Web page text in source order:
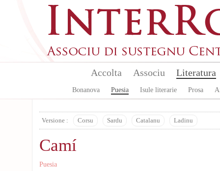
Accolta Associu Literatura
Bonanova Puesia Isule literarie Prosa
Versione : Corsu Sardu Catalanu Ladinu
Camí
Puesia